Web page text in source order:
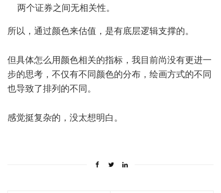
两个证券之间无相关性。
所以，通过颜色来估值，是有底层逻辑支撑的。
但具体怎么用颜色相关的指标，我目前尚没有更进一
步的思考，不仅有不同颜色的分布，绘画方式的不同
也导致了排列的不同。
感觉挺复杂的，没太想明白。